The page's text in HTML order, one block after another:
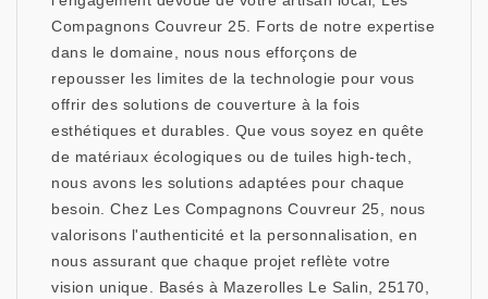
Compagnons Couvreur 25. Forts de notre expertise
dans le domaine, nous nous efforçons de
repousser les limites de la technologie pour vous
offrir des solutions de couverture à la fois
esthétiques et durables. Que vous soyez en quête
de matériaux écologiques ou de tuiles high-tech,
nous avons les solutions adaptées pour chaque
besoin. Chez Les Compagnons Couvreur 25, nous
valorisons l'authenticité et la personnalisation, en
nous assurant que chaque projet reflète votre
vision unique. Basés à Mazerolles Le Salin, 25170,